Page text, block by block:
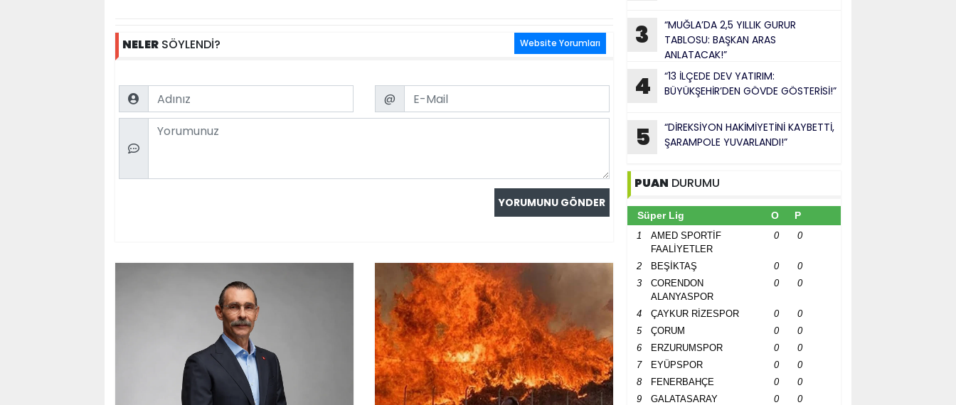
NELER SÖYLENDİ? Website Yorumları
Name Email
@
Comment
3
“MUĞLA’DA 2,5 YILLIK GURUR
TABLOSU: BAŞKAN ARAS
ANLATACAK!”
4
“13 İLÇEDE DEV YATIRIM:
BÜYÜKŞEHİR’DEN GÖVDE GÖSTERİSİ!”
5
“DİREKSİYON HAKİMİYETİNİ KAYBETTİ,
ŞARAMPOLE YUVARLANDI!”
PUAN DURUMU
Süper Lig O P
1
AMED SPORTİF
FAALİYETLER
0 0
2 BEŞİKTAŞ 0
0
3
CORENDON
ALANYASPOR
0 0
4 ÇAYKUR RİZESPOR 0
0
5
ÇORUM 0
0
6
ERZURUMSPOR 0
0
7
EYÜPSPOR 0
0
8
FENERBAHÇE 0
0
9
GALATASARAY 0
0